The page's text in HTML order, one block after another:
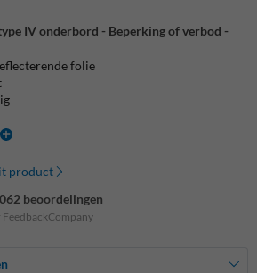
IV onderbord - Beperking of verbod -
folie
product
beoordelingen